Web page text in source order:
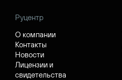
Руцентр
О компании
Контакты
Новости
Лицензии и
свидетельства